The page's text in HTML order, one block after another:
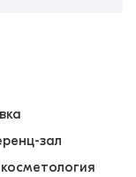
вкус. Мы
массажи и
зал